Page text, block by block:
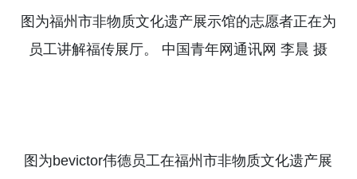
图为福州市非物质文化遗产展示馆的志愿者正在为
员工讲解福传展厅。
中国青年网通讯网 李晨 摄
图为bevictor伟德员工在福州市非物质文化遗产展